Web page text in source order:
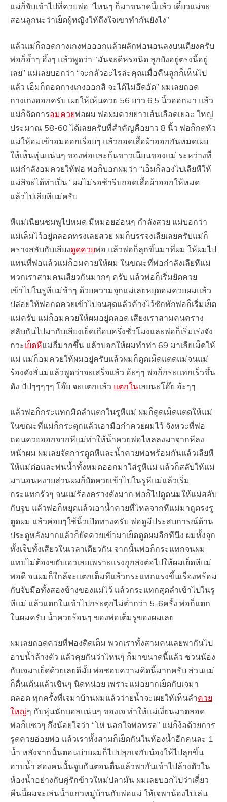
แม่ก็จับเข้าไปที่ควยพ่อ “ไหนๆ ก็มาขนาดนี้แล้ว เดี๋ยวแม่จะ
สอนลูกนะว่าเย็ดผู้หญิงให้ถึงใจเขาทำกันยังไง”
แล้วแม่ก็ถอดกางเกงพ่อออกแล้วผลักพ่อนอนลงบนเตียงครับ
พ่อก็อ้ำๆ อึ้งๆ แล้วพูดว่า “มันจะดีหรอนิด ลูกยังอยู่ตรงนี้อยู่
เลย” แม่เลยบอกว่า “จะกลัวอะไรล่ะคุณเมื่อคืนลูกก็เห็นไป
แล้ว เอ็มก็ถอดกางเกงออกสิ จะได้ไม่อึดอัด” ผมเลยถอด
กางเกงออกครับ เผยให้เห้นควย 56 ยาว 6.5 นิ้วออกมา แล้ว
แม่ก็จัดการอมควยพ่อผม พ่อผมควยยาวเส้นเลือดเยอะ ใหญ่
ประมาณ 58-60 ได้เลยครับที่สำคัญคือยาว 8 นิ้ว พ่อก็กดหัว
แม่ให้อมเข้าอมออกเรื่อยๆ แล้วถอดเสื้อผ้าออกกันหมดเผย
ให้เห็นหุ่นแน่นๆ ของพ่อและก้นขาวเนียนของแม่ ระหว่างที่
แม่กำลังอมควยให้พ่อ พ่อก็บอกผมว่า “เอ็มก็ลองไปเลียหีให้
แม่สิจะได้ทำเป็น” ผมไม่รอช้ารีบถอดเสื้อผ้าออกให้หมด
แล้วไปเลียหีแม่ครับ
หีแม่เนียนชมพูไปหมด มีหมอยอ่อนๆ กำลังสวย แม่บอกว่า
แม่เล็มไว้อยู่ตลอดทรงเลยสวย ผมก็บรรจงเลียเลยครับแม่ก็
ครางสลับกับเสียงดูดควยพ่อ แล้วพ่อก็ลุกขึ้นมาที่ผม ให้ผมไป
แทนที่พ่อแล้วแม่ก็อมควยให้ผม ในขณะที่พ่อกำลังเลียหีแม่
พวกเราสามคนเสียวกันมากๆ ครับ แล้วพ่อก็เริ่มยัดควย
เข้าไปในรูหีแม่ช้าๆ ด้วยความจุกแม่เลยหยุดอมควยผมแล้ว
ปล่อยให้พ่อกดควยเข้าไปจนสุดแล้วค้างไว้ซักพักพ่อก็เริ่มเย็ด
แม่ครับ แม่ก็อมควยให้ผมอยู่ตลอด เสียงเราสามคนคราง
สลับกันไปมากับเสียงเย็ดเกือบครึ่งชั่วโมงและพ่อก็เริ่มเร่งจัง
กวะเย็ดหีแม่ถี่มากขึ้น แล้วบอกให้ผมทำท่า 69 มาเลียเม็ดให้
แม่ แม่ก็อมควยให้ผมอยู่ครับแล้วผมก็ดูดเม็ดแตดแม่จนแม่
ร้องดังลั่นมแล้วพูดว่าจะเสร็จแล้ว อ้ะๆๆ พ่อก็กระแทกเร็วขึ้น
ดัง ปัปๆๆๆๆๆ โอ๊ย จะแตกแล้ว แตกในเลยนะโอ๊ย อ้ะๆๆ
แล้วพ่อก็กระแทกมิดลำแตกในรูหีแม่ ผมก็ดูดเม็ดแตดให้แม่
ในขณะที่แม่ก็กระตุกแล้วเอามือกำควยผมไว้ จังหวะที่พ่อ
ถอนควยออกจากหีแม่ทำให้น้ำควยพ่อไหลลงมาจากหีลง
หน้าผม ผมเลยจัดการดูดหีและน้ำควยพ่อพร้อมกันแล้วเลียหี
ให้แม่ต่อและพ่นน้ำทั้งหมดออกมาใส่รูหีแม่ แล้วก็สลับให้แม่
มานอนหงายส่วนผมก็ยัดควยเข้าไปในรูหีแม่แล้วเริ่ม
กระแทกรัวๆ จนแม่ร้องครางดังมาก พ่อก็ไปดูดนมให้แม่สลับ
กับจูบ แล้วพ่อก็หยุดแล้วเอาน้ำควยที่ไหลจากหีแม่มาถูตรงรู
ตูดผม แล้วค่อยๆใช้นิ้วเปิดทางครับ พ่อดูมีประสบการณ์ด้าน
ประตูหลังมากแล้วก็ยัดควยเข้ามาเย็ดตูดผมอีกทีนึง ผมทั้งจุก
ทั้งเจ็บทั้งเสียวในเวลาเดียวกัน จากนั้นพ่อก็กระแทกจนผม
แทบไม่ต้องขยับเอวเลยเพราะแรงถูกส่งต่อไปให้ผมเย็ดหีแม่
พอดี จนผมก็ใกล้จะแตกเต็มทีแล้วกระแทกแรงขึ้นเรื่องพร้อม
กับจับมือทั้งสองข้างของแม่ไว้ แล้วกระแทกสุดลำเข้าไปในรู
หีแม่ แล้วแตกในเข้าไปกระตุกไม่ต่ำกว่า 5-6ครั้ง พ่อก็แตก
ในผมครับ น้ำควยร้อนๆ ของพ่อเต็มรูของผมเลย
ผมเลยถอดควยที่ฟองติดเต็ม พวกเราทั้งสามคนเลยพากันไป
อาบน้ำล้างตัว แล้วคุยกันว่าไหนๆ ก็มาขนาดนี้แล้ว ชวนน้อง
กับเจมาเย็ดด้วยเลยดีมั้ย พ่อชอบความคิดนี้มากครับ ส่วนแม่
ก็ตื่นเต้นแล้วเขินๆ นิดหน่อย เพราะแม่อยากเย็ดกับเจมา
ตลอด ทุกครั้งที่เจมาบ้านผมแล้วว่ายน้ำจะเผยให้เห็นลำควย
ใหญ่ๆ กับหุ่นนักบอลแน่นๆ ของเจ ทำให้แม่เงี่ยนมาตลอด
พ่อก็แซวๆ กึ่งน้อยใจว่า “โห่ นอกใจพ่อหรอ” แม่ก็ง้อด้วยการ
รูดควยอ่อยพ่อ แล้วเราทั้งสามก็เย็ดกันในห้องน้ำอีกคนละ 1
น้ำ หลังจากนั้นตอนบ่ายผมก็ไปปลุกเจกับน้องให้ไปลุกขึ้น
อาบน้ำ สองคนนั้นจูบกันตอนตื่นแล้วพากันเข้าไปล้างตัวใน
ห้องน้ำอย่างกับคู่รักข้าวใหม่ปลามัน ผมเลยบอกไปว่าเดี๋ยว
คืนนี้ผมจะเล่นน้ำแถวหมู่บ้านกับพ่อแม่ ให้เจพาน้องไปเล่น